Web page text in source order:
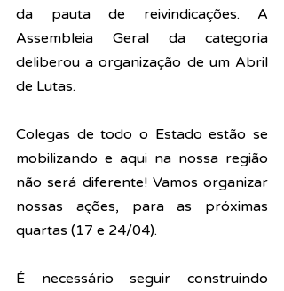
da pauta de reivindicações. A
Assembleia Geral da categoria
deliberou a organização de um Abril
de Lutas.
Colegas de todo o Estado estão se
mobilizando e aqui na nossa região
não será diferente! Vamos organizar
nossas ações, para as próximas
quartas (17 e 24/04).
É necessário seguir construindo